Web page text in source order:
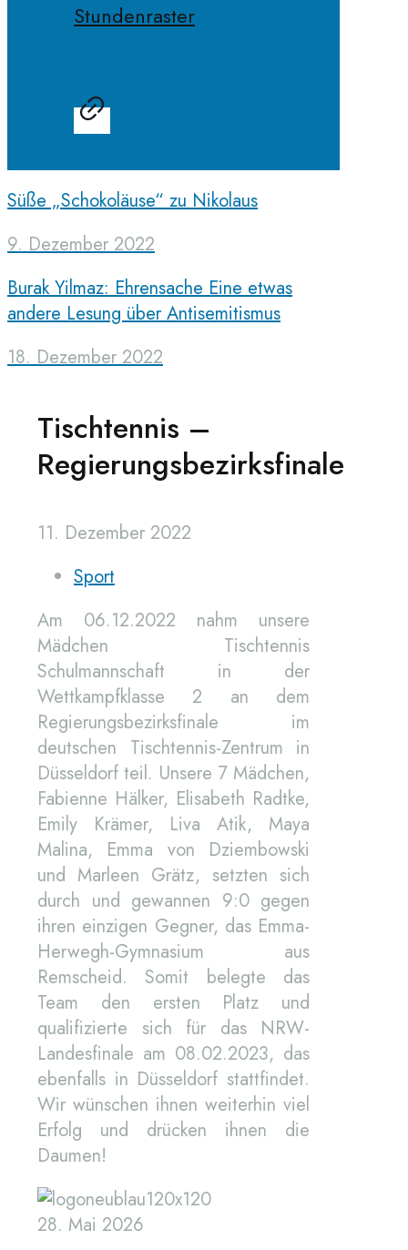
Stundenraster
Süße „Schokoläuse“ zu Nikolaus
9. Dezember 2022
Burak Yilmaz: Ehrensache Eine etwas
andere Lesung über Antisemitismus
18. Dezember 2022
Tischtennis –
Regierungsbezirksfinale
11. Dezember 2022
Sport
Am 06.12.2022 nahm unsere
Mädchen Tischtennis
Schulmannschaft in der
Wettkampfklasse 2 an dem
Regierungsbezirksfinale im
deutschen Tischtennis-Zentrum in
Düsseldorf teil. Unsere 7 Mädchen,
Fabienne Hälker, Elisabeth Radtke,
Emily Krämer, Liva Atik, Maya
Malina, Emma von Dziembowski
und Marleen Grätz, setzten sich
durch und gewannen 9:0 gegen
ihren einzigen Gegner, das Emma-
Herwegh-Gymnasium aus
Remscheid. Somit belegte das
Team den ersten Platz und
qualifizierte sich für das NRW-
Landesfinale am 08.02.2023, das
ebenfalls in Düsseldorf stattfindet.
Wir wünschen ihnen weiterhin viel
Erfolg und drücken ihnen die
Daumen!
28. Mai 2026